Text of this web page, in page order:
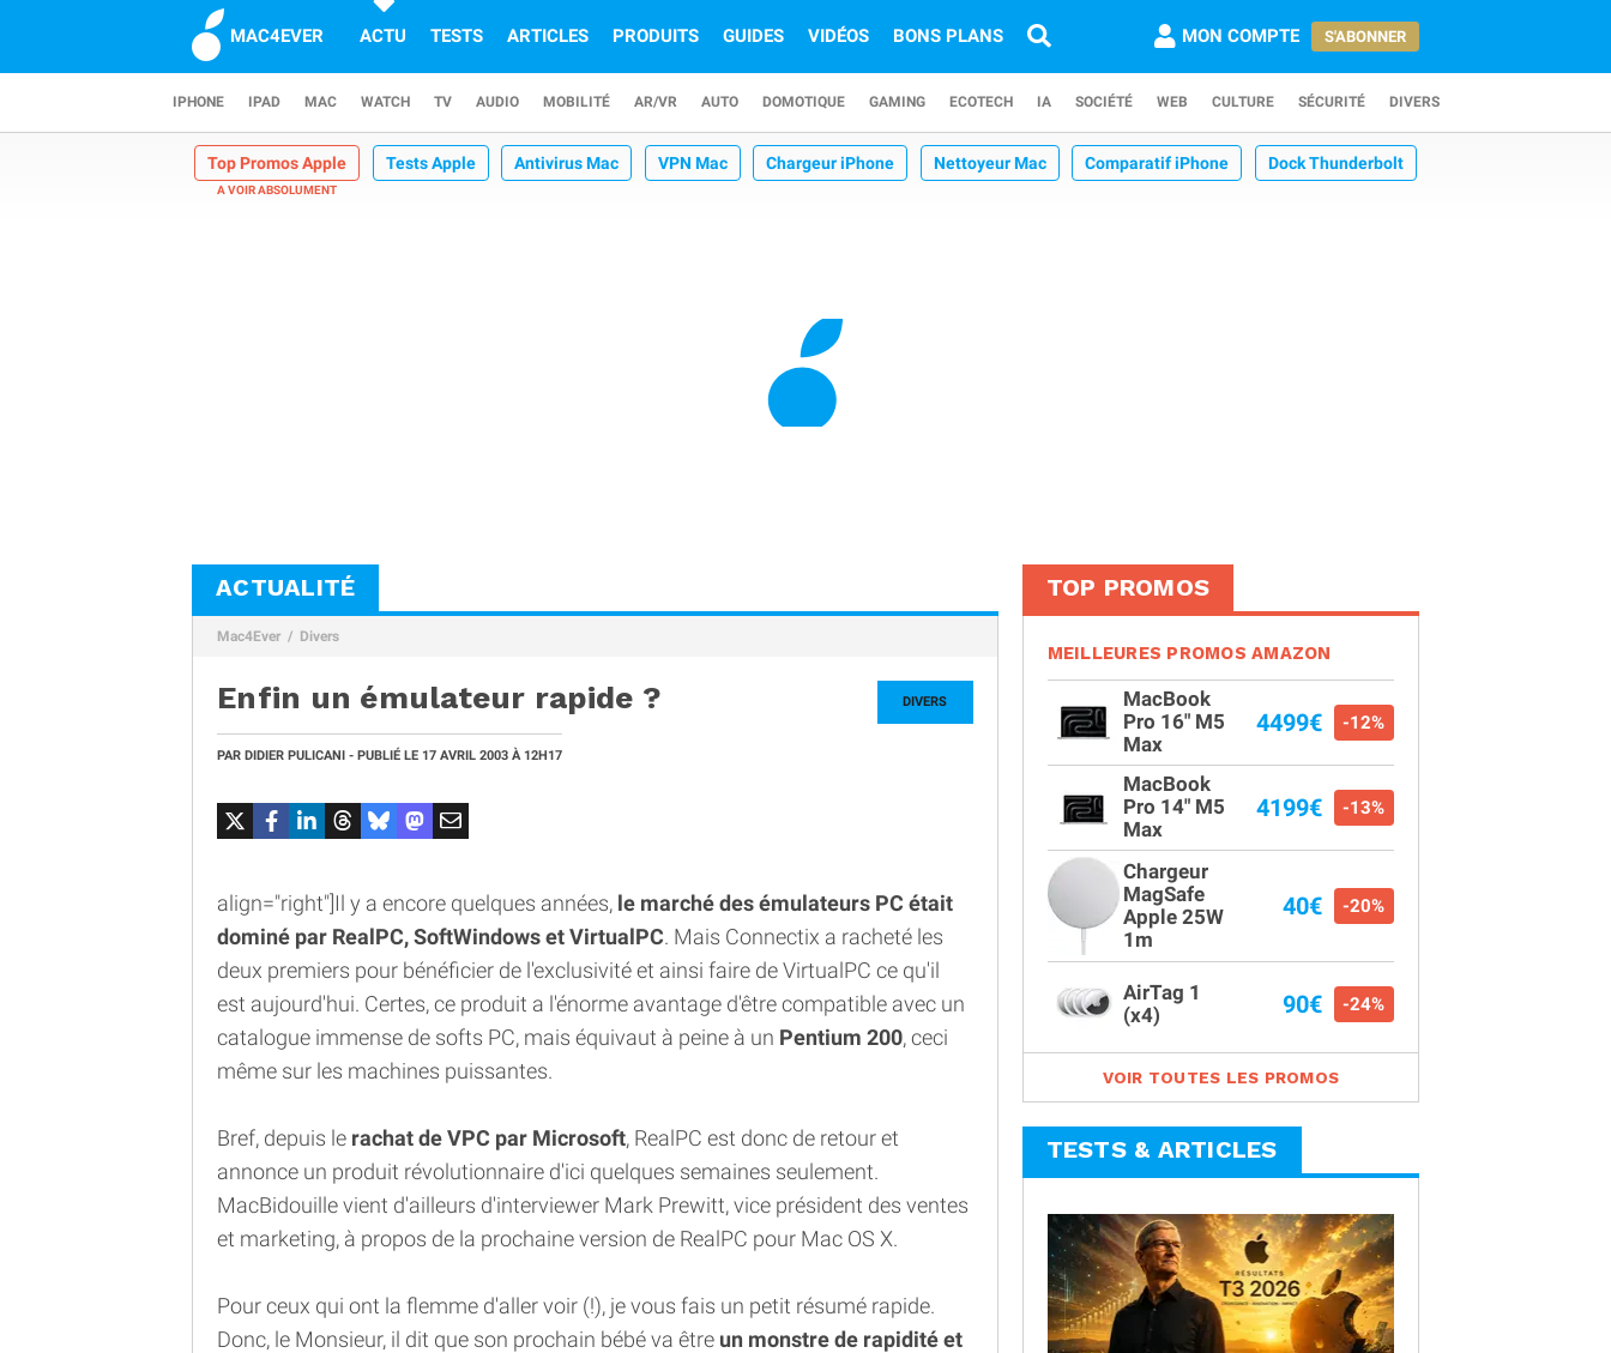
MAC4EVER ACTU TESTS ARTICLES PRODUITS GUIDES VIDÉOS BONS PLANS MON COMPTE S'ABONNER
IPHONE IPAD MAC WATCH TV AUDIO MOBILITÉ AR/VR AUTO DOMOTIQUE GAMING ECOTECH IA SOCIÉTÉ WEB CULTURE SÉCURITÉ DIVERS
Top Promos Apple Tests Apple Antivirus Mac VPN Mac Chargeur iPhone Nettoyeur Mac Comparatif iPhone Dock Thunderbolt
ACTUALITÉ
Mac4Ever Divers
DIVERS
Enfin un émulateur rapide ?
PAR DIDIER PULICANI - PUBLIÉ LE 17 AVRIL 2003 À 12H17
align="right"]Il y a encore quelques années, le marché des émulateurs PC était
dominé par RealPC, SoftWindows et VirtualPC. Mais Connectix a racheté les
deux premiers pour bénéficier de l'exclusivité et ainsi faire de VirtualPC ce qu'il
est aujourd'hui. Certes, ce produit a l'énorme avantage d'être compatible avec un
catalogue immense de softs PC, mais équivaut à peine à un Pentium 200, ceci
même sur les machines puissantes.
Bref, depuis le rachat de VPC par Microsoft, RealPC est donc de retour et
annonce un produit révolutionnaire d'ici quelques semaines seulement.
MacBidouille vient d'ailleurs d'interviewer Mark Prewitt, vice président des ventes
et marketing, à propos de la prochaine version de RealPC pour Mac OS X.
Pour ceux qui ont la flemme d'aller voir (!), je vous fais un petit résumé rapide.
Donc, le Monsieur, il dit que son prochain bébé va être un monstre de rapidité et
TOP PROMOS
MEILLEURES PROMOS AMAZON
MacBook
Pro 16" M5
Max
4499€ -12%
MacBook
Pro 14" M5
Max
4199€ -13%
Chargeur
MagSafe
Apple 25W
1m
40€ -20%
AirTag 1
(x4)
90€ -24%
VOIR TOUTES LES PROMOS
TESTS & ARTICLES